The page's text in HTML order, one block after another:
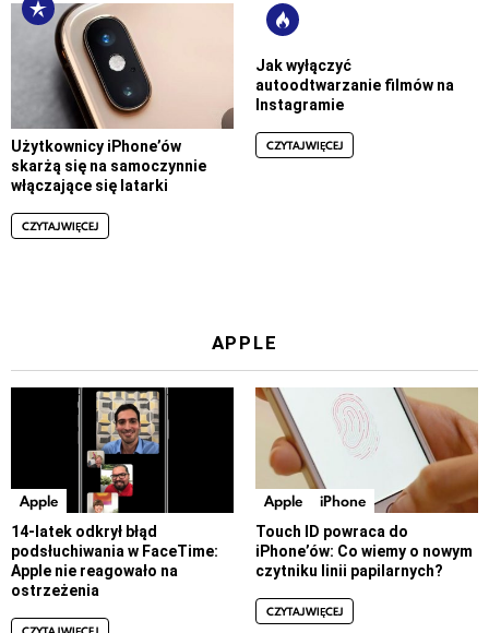
Użytkownicy iPhone’ów
skarżą się na samoczynnie
włączające się latarki
CZYTAJ WIĘCEJ
Jak wyłączyć
autoodtwarzanie filmów na
Instagramie
CZYTAJ WIĘCEJ
APPLE
Apple
14-latek odkrył błąd
podsłuchiwania w FaceTime:
Apple nie reagowało na
ostrzeżenia
Apple iPhone
Touch ID powraca do
iPhone’ów: Co wiemy o nowym
czytniku linii papilarnych?
CZYTAJ WIĘCEJ